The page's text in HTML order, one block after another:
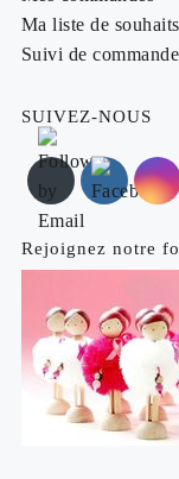
Ma liste de souhaits
Suivi de commande
SUIVEZ-NOUS
Rejoignez notre